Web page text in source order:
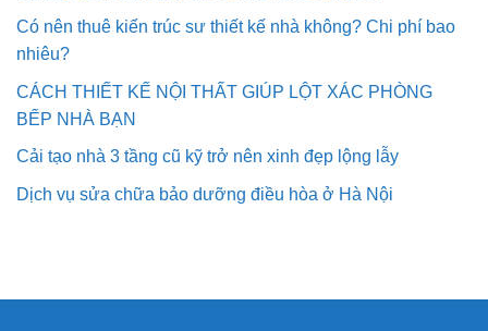
Có nên thuê kiến trúc sư thiết kế nhà không? Chi phí bao
nhiêu?
CÁCH THIẾT KẾ NỘI THẤT GIÚP LỘT XÁC PHÒNG
BẾP NHÀ BẠN
Cải tạo nhà 3 tầng cũ kỹ trở nên xinh đẹp lộng lẫy
Dịch vụ sửa chữa bảo dưỡng điều hòa ở Hà Nội